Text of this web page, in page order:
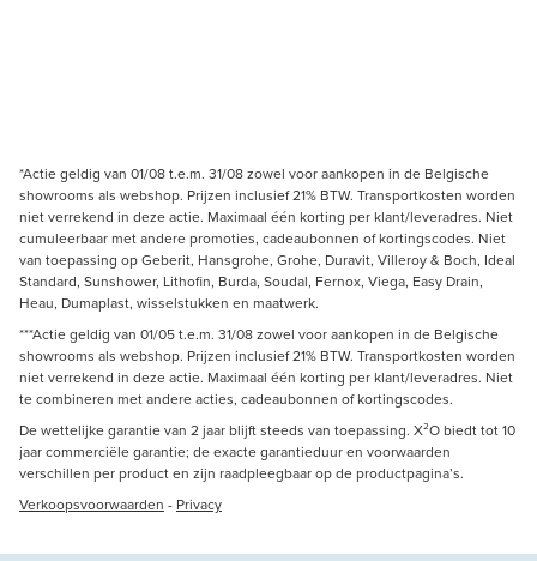
*Actie geldig van 01/08 t.e.m. 31/08 zowel voor aankopen in de Belgische
showrooms als webshop. Prijzen inclusief 21% BTW. Transportkosten worden
niet verrekend in deze actie. Maximaal één korting per klant/leveradres. Niet
cumuleerbaar met andere promoties, cadeaubonnen of kortingscodes. Niet
van toepassing op Geberit, Hansgrohe, Grohe, Duravit, Villeroy & Boch, Ideal
Standard, Sunshower, Lithofin, Burda, Soudal, Fernox, Viega, Easy Drain,
Heau, Dumaplast, wisselstukken en maatwerk.
***Actie geldig van 01/05 t.e.m. 31/08 zowel voor aankopen in de Belgische
showrooms als webshop. Prijzen inclusief 21% BTW. Transportkosten worden
niet verrekend in deze actie. Maximaal één korting per klant/leveradres. Niet
te combineren met andere acties, cadeaubonnen of kortingscodes.
De wettelijke garantie van 2 jaar blijft steeds van toepassing. X²O biedt tot 10
jaar commerciële garantie; de exacte garantieduur en voorwaarden
verschillen per product en zijn raadpleegbaar op de productpagina’s.
Verkoopsvoorwaarden - Privacy